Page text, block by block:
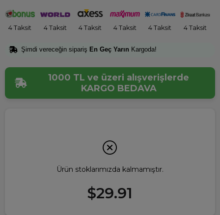
4 Taksit 4 Taksit 4 Taksit 4 Taksit 4 Taksit 4 Taksit
Şimdi vereceğin sipariş En Geç Yarın Kargoda!
1000 TL ve üzeri alışverişlerde
KARGO BEDAVA
Ürün stoklarımızda kalmamıştır.
$29.91